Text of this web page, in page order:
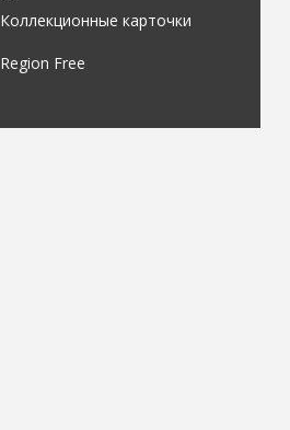
Коллекционные карточки
Region Free